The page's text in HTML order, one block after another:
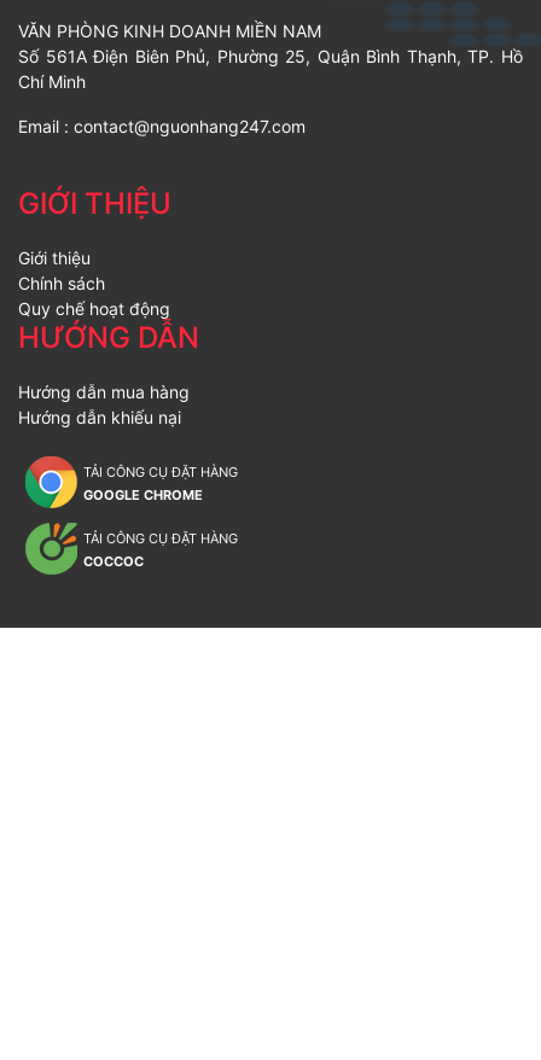
VĂN PHÒNG KINH DOANH MIỀN NAM
Số 561A Điện Biên Phủ, Phường 25, Quận Bình Thạnh, TP. Hồ
Chí Minh
Email : contact@nguonhang247.com
GIỚI THIỆU
Giới thiệu
Chính sách
Quy chế hoạt động
HƯỚNG DẪN
Hướng dẫn mua hàng
Hướng dẫn khiếu nại
TẢI CÔNG CỤ ĐẶT HÀNG
GOOGLE CHROME
TẢI CÔNG CỤ ĐẶT HÀNG
COCCOC